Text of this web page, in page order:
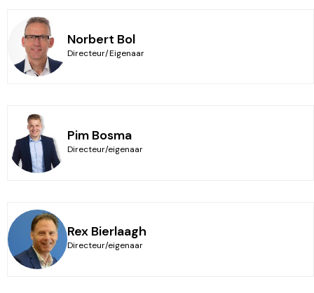
Norbert Bol
Directeur/Eigenaar
Pim Bosma
Directeur/eigenaar
Rex Bierlaagh
Directeur/eigenaar